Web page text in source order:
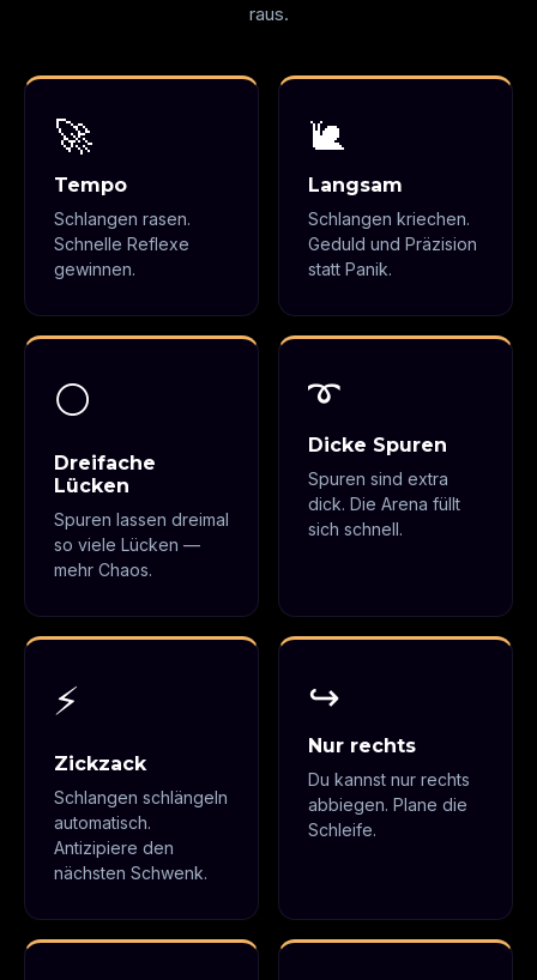
raus.
🚀
Tempo
Schlangen rasen.
Schnelle Reflexe
gewinnen.
🐌
Langsam
Schlangen kriechen.
Geduld und Präzision
statt Panik.
⚪
Dreifache
Lücken
Spuren lassen dreimal
so viele Lücken —
mehr Chaos.
➰
Dicke Spuren
Spuren sind extra
dick. Die Arena füllt
sich schnell.
⚡
Zickzack
Schlangen schlängeln
automatisch.
Antizipiere den
nächsten Schwenk.
↪️
Nur rechts
Du kannst nur rechts
abbiegen. Plane die
Schleife.